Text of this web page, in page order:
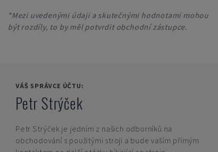
*Mezi uvedenými údaji a skutečnými hodnotami mohou
být rozdíly, to by měl potvrdit obchodní zástupce.
VÁŠ SPRÁVCE ÚČTU:
Petr Strýček
Petr Strýček je jedním z našich odborníků na
obchodování s použitými stroji a bude vaším přímým